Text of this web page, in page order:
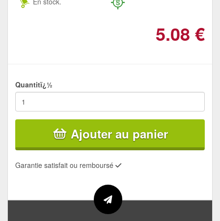
5.08 €
Quantitï¿½
Ajouter au panier
Garantie satisfait ou remboursé